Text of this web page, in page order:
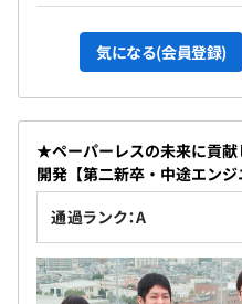
気になる(会員登録)
★ペーパーレスの未来に貢献
開発【第二新卒・中途エンジ
通過ランク：A